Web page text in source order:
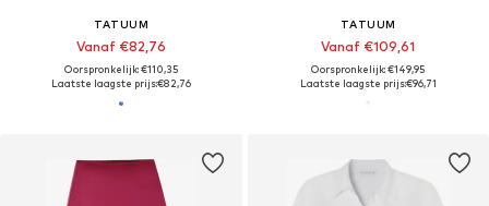
TATUUM
Vanaf €82,76
Oorspronkelijk: €110,35
Laatste laagste prijs:€82,76
TATUUM
Vanaf €109,61
Oorspronkelijk: €149,95
Laatste laagste prijs:€96,71